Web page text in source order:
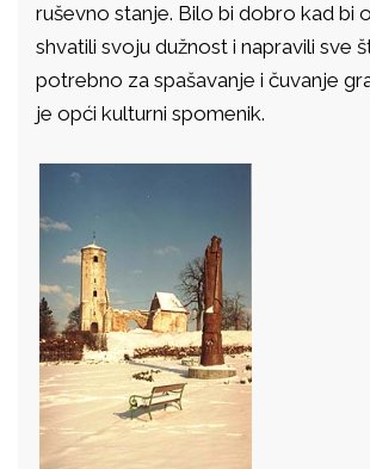
ruševno stanje. Bilo bi dobro kad bi
shvatili svoju dužnost i napravili sve
potrebno za spašavanje i čuvanje
je opći kulturni spomenik.